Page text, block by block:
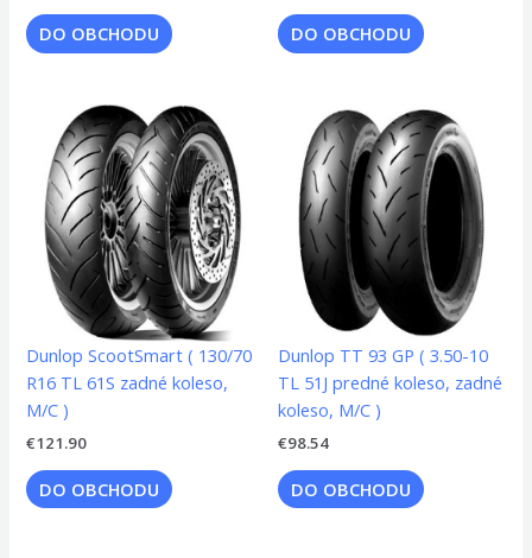
DO OBCHODU DO OBCHODU
Dunlop ScootSmart ( 130/70
R16 TL 61S zadné koleso,
M/C )
€121.90
DO OBCHODU
Dunlop TT 93 GP ( 3.50-10
TL 51J predné koleso, zadné
koleso, M/C )
€98.54
DO OBCHODU